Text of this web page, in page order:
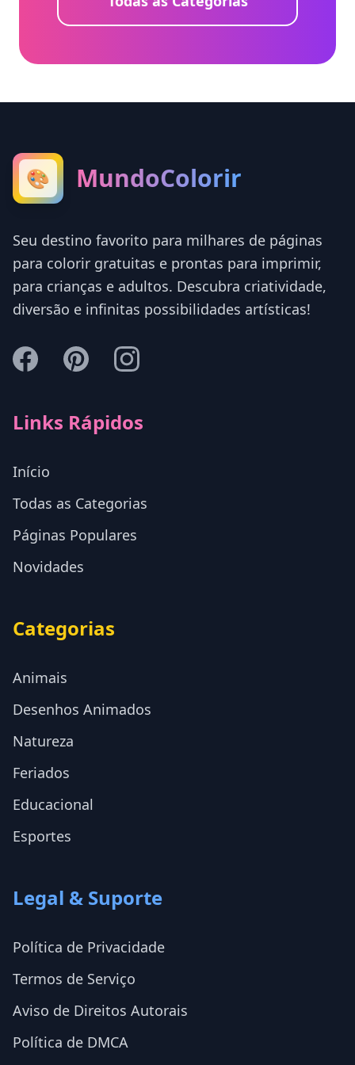
🎨 MundoColorir
Seu destino favorito para milhares de páginas
para colorir gratuitas e prontas para imprimir,
para crianças e adultos. Descubra criatividade,
diversão e infinitas possibilidades artísticas!
Links Rápidos
Início
Todas as Categorias
Páginas Populares
Novidades
Categorias
Animais
Desenhos Animados
Natureza
Feriados
Educacional
Esportes
Legal & Suporte
Política de Privacidade
Termos de Serviço
Aviso de Direitos Autorais
Política de DMCA